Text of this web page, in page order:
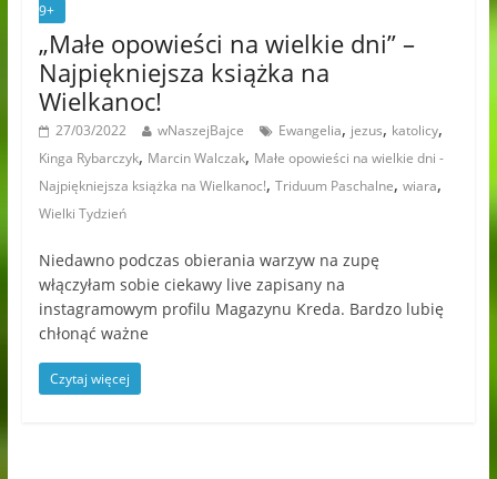
9+
„Małe opowieści na wielkie dni” –
Najpiękniejsza książka na
Wielkanoc!
27/03/2022 wNaszejBajce Ewangelia, jezus, katolicy,
Kinga Rybarczyk, Marcin Walczak, Małe opowieści na wielkie dni -
Najpiękniejsza książka na Wielkanoc!, Triduum Paschalne, wiara,
Wielki Tydzień
Niedawno podczas obierania warzyw na zupę
włączyłam sobie ciekawy live zapisany na
instagramowym profilu Magazynu Kreda. Bardzo lubię
chłonąć ważne
Czytaj więcej